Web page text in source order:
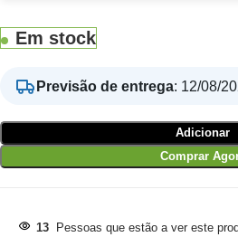
Em stock
Previsão de entrega: 12/08/
Adicionar
Comprar
13 Pessoas que estão a ver este